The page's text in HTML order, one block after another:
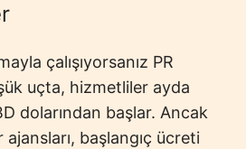
çalışıyorsanız PR
uçta, hizmetliler ayda
dolarından başlar. Ancak
ajansları, başlangıç ​​ücreti